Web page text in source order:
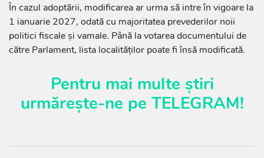
În cazul adoptării, modificarea ar urma să intre în vigoare la
1 ianuarie 2027, odată cu majoritatea prevederilor noii
politici fiscale și vamale. Până la votarea documentului de
către Parlament, lista localităților poate fi însă modificată.
Pentru mai multe știri
urmărește-ne pe TELEGRAM!